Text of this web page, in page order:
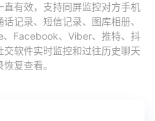
有效，支持同屏监控对方手机
记录、短信记录、图库相册、
Facebook、Viber、推特、抖
软件实时监控和过往历史聊天
复查看。